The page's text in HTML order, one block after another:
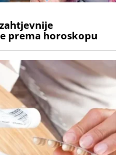
prema horoskopu